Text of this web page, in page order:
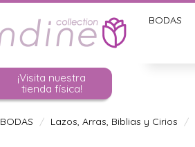
BODAS
¡Visita nuestra
tienda física!
BODAS Lazos, Arras, Biblias y Cirios